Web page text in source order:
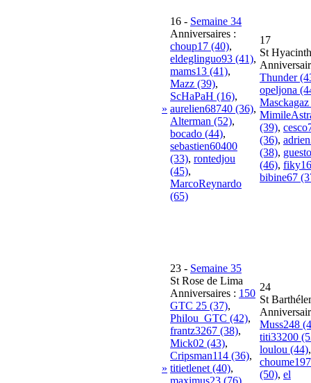
»
16 - Semaine 34
Anniversaires :
choup17 (40),
eldeglinguo93 (41),
mams13 (41),
Mazz (39),
ScHaPaH (16),
aurelien68740 (36),
Alterman (52),
bocado (44),
sebastien60400
(33), rontedjou
(45),
MarcoReynardo
(65)
17
St
Thunder
opeljona
(39),
(36),
(38),
(46),
bibine67
»
23 - Semaine 35
St Rose de Lima
Anniversaires : 150
GTC 25 (37),
Philou_GTC (42),
frantz3267 (38),
Mick02 (43),
Cripsman114 (36),
titietlenet (40),
maximus23 (76)
24
St
Muss248
titi33200
loulou (44),
(50), el